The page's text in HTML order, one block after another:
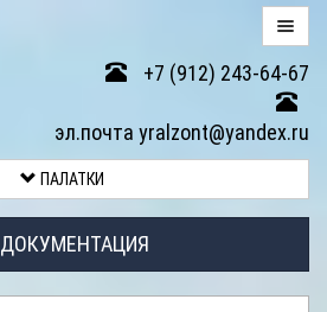
+7 (912) 243-64-67
эл.почта yralzont@yandex.ru
ПАЛАТКИ
ДОКУМЕНТАЦИЯ